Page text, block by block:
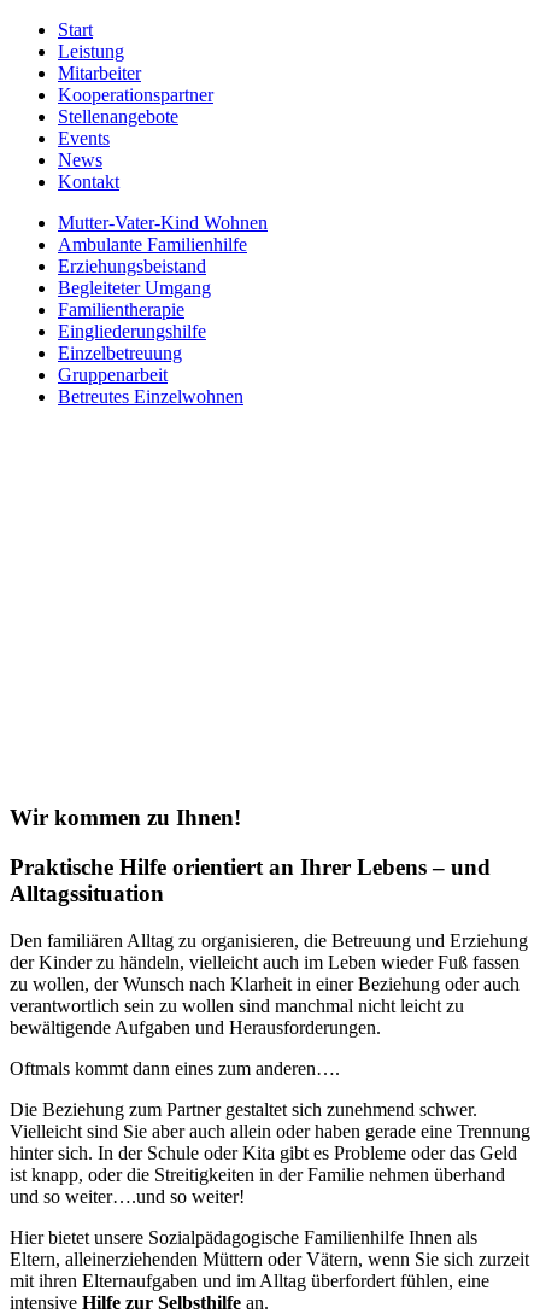
Start
Leistung
Mitarbeiter
Kooperationspartner
Stellenangebote
Events
News
Kontakt
Mutter-Vater-Kind Wohnen
Ambulante Familienhilfe
Erziehungsbeistand
Begleiteter Umgang
Familientherapie
Eingliederungshilfe
Einzelbetreuung
Gruppenarbeit
Betreutes Einzelwohnen
Wir kommen zu Ihnen!
Praktische Hilfe orientiert an Ihrer Lebens – und
Alltagssituation
Den familiären Alltag zu organisieren, die Betreuung und Erziehung
der Kinder zu händeln, vielleicht auch im Leben wieder Fuß fassen
zu wollen, der Wunsch nach Klarheit in einer Beziehung oder auch
verantwortlich sein zu wollen sind manchmal nicht leicht zu
bewältigende Aufgaben und Herausforderungen.
Oftmals kommt dann eines zum anderen….
Die Beziehung zum Partner gestaltet sich zunehmend schwer.
Vielleicht sind Sie aber auch allein oder haben gerade eine Trennung
hinter sich. In der Schule oder Kita gibt es Probleme oder das Geld
ist knapp, oder die Streitigkeiten in der Familie nehmen überhand
und so weiter….und so weiter!
Hier bietet unsere Sozialpädagogische Familienhilfe Ihnen als
Eltern, alleinerziehenden Müttern oder Vätern, wenn Sie sich zurzeit
mit ihren Elternaufgaben und im Alltag überfordert fühlen, eine
intensive Hilfe zur Selbsthilfe an.